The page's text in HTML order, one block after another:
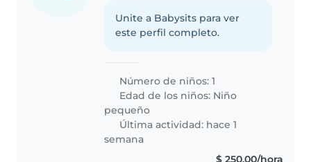
Unite a Babysits para ver
este perfil completo.
Número de niños: 1
Edad de los niños: Niño
pequeño
Última actividad: hace 1
semana
$ 250,00/hora